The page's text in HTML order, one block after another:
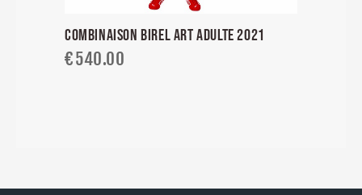
COMBINAISON BIREL ART ADULTE 2021
€540.00